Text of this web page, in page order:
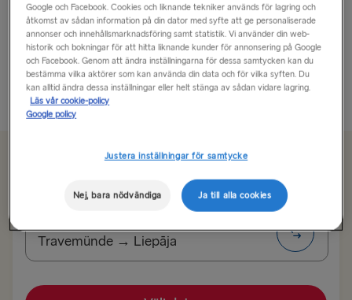
2022 års europeiska kulturhuvudstad har allt på gång.
Litauens näst största stad är nog också den mest
autentiska. När det gäller arkitektur är den känd för
sina i stort...
Läs mer
Travemünde → Liepāja
TILL TYSKLAND
Google och Facebook. Cookies och liknande tekniker används för lagring och
åtkomst av sådan information på din dator med syfte att ge personaliserade
annonser och innehållsmarknadsföring samt statistik. Vi använder din web-
historik och bokningar för att hitta liknande kunder för annonsering på Google
och Facebook. Genom att ändra inställningarna för dessa samtycken kan du
bestämma vilka aktörer som kan använda din data och för vilka syften. Du
kan alltid ändra dessa inställningar eller helt stänga av sådan vidare lagring.
Läs vår cookie-policy
Google policy
Justera inställningar för samtycke
Nej, bara nödvändiga Ja till alla cookies